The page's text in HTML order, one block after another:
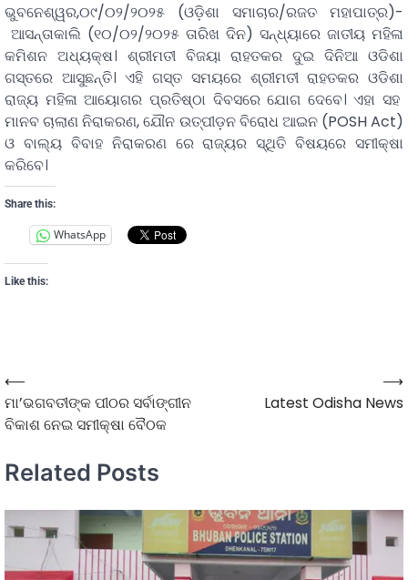
ଭୁବନେଶ୍ୱର,୦୯/୦୨/୨୦୨୫ (ଓଡ଼ିଶା ସମାଚାର/ରଜତ ମହାପାତ୍ର)-
ଆସନ୍ତାକାଲି (୧୦/୦୨/୨୦୨୫ ତାରିଖ ଦିନ) ସନ୍ଧ୍ୟାରେ ଜାତୀୟ ମହିଳା
କମିଶନ ଅଧ୍ୟକ୍ଷ। ଶ୍ରୀମତୀ ବିଜୟା ରାହତକର ଦୁଇ ଦିନିଆ ଓଡିଶା
ଗସ୍ତରେ ଆସୁଛନ୍ତି। ଏହି ଗସ୍ତ ସମୟରେ ଶ୍ରୀମତୀ ରାହତକର ଓଡିଶା
ରାଜ୍ୟ ମହିଳା ଆୟୋଗର ପ୍ରତିଷ୍ଠା ଦିବସରେ ଯୋଗ ଦେବେ। ଏହା ସହ
ମାନବ ଚାଲାଣ ନିରାକରଣ, ଯୌନ ଉତ୍ପୀଡ଼ନ ବିରୋଧ ଆଇନ (POSH Act)
ଓ ବାଲ୍ୟ ବିବାହ ନିରାକରଣ ରେ ରାଜ୍ୟର ସ୍ଥିତି ବିଷୟରେ ସମୀକ୍ଷା
କରିବେ।
Share this:
WhatsApp
Like this:
⟵
ମା’ଭଗବତୀଙ୍କ ପୀଠର ସର୍ବାଙ୍ଗୀନ
ବିକାଶ ନେଇ ସମୀକ୍ଷା ବୈଠକ
Latest Odisha News
⟶
Related Posts